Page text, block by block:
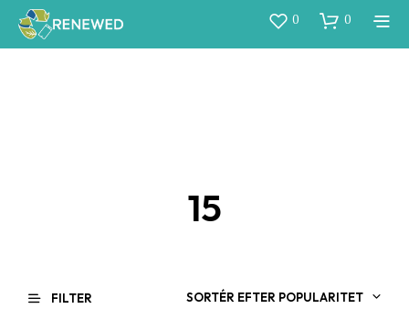
0 0
15
FILTER SORTÉR EFTER POPULARITET